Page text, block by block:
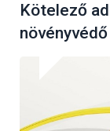
Kötelező